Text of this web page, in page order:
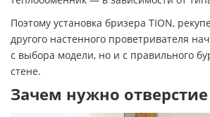
Поэтому установка бризера TION,
другого настенного проветривателя
с выбора модели, но и с правильного
стене.
Зачем нужно отверстие